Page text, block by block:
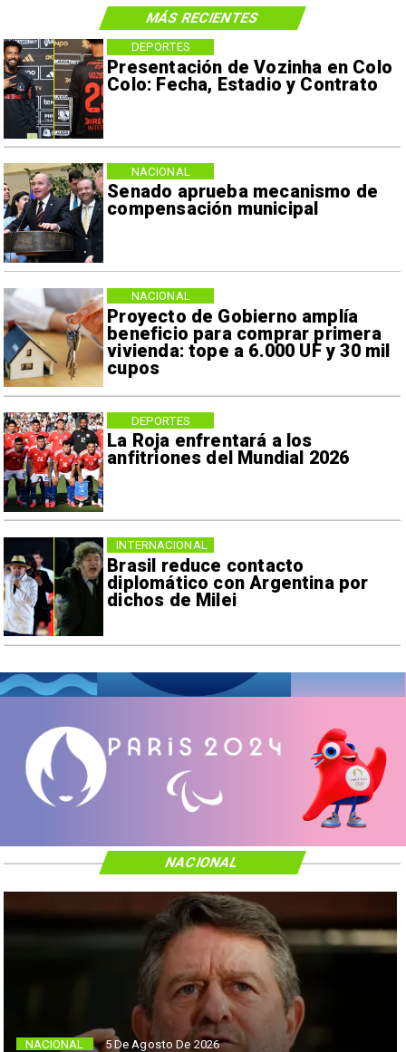
Presentación de Vozinha en Colo
Colo: Fecha, Estadio y Contrato
DEPORTES
Senado aprueba mecanismo de
compensación municipal
NACIONAL
Proyecto de Gobierno amplía
beneficio para comprar primera
vivienda: tope a 6.000 UF y 30 mil
cupos
NACIONAL
La Roja enfrentará a los
anfitriones del Mundial 2026
DEPORTES
Brasil reduce contacto
diplomático con Argentina por
dichos de Milei
INTERNACIONAL
MÁS RECIENTES
NACIONAL 5 De Agosto De 2026
NACIONAL